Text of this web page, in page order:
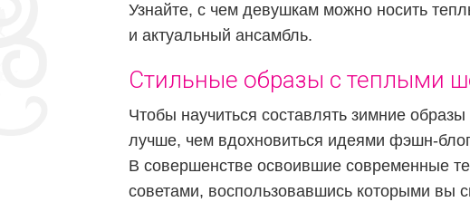
Узнайте, с чем девушкам можно носить
и актуальный ансамбль.
Стильные образы с теплыми
Чтобы научиться составлять зимние
лучше, чем вдохновиться идеями фэшн-
В совершенстве освоившие современные
советами, воспользовавшись которыми вы